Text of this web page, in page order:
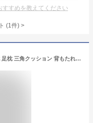
すめを教えてください
(1件) >
枕 傾き寝枕 傾斜枕 三角枕 なだらか枕 足枕 三角クッション 背もたれ 滑り止め 洗える 体位変換 体位保持 寝返り 病気 怪我 リハビリ 寝たきり 介護 高齢者 快眠枕 安眠枕 まくら マクラ ピロー 体圧分散 床ずれ 逆流 鼻づまり いびき ベッド 布団 送料無料 東京家具